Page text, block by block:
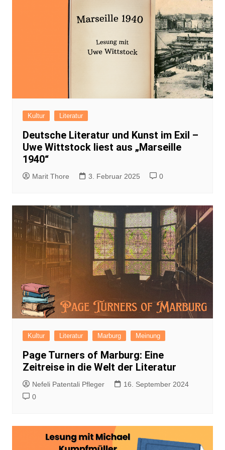
Kultur Literatur
Deutsche Literatur und Kunst im Exil –
Uwe Wittstock liest aus „Marseille
1940“
Marit Thore 3. Februar 2025 0
Kultur Literatur Marburg Meinung
Page Turners of Marburg: Eine
Zeitreise in die Welt der Literatur
Nefeli Patentali Pfleger
16. September 2024
0